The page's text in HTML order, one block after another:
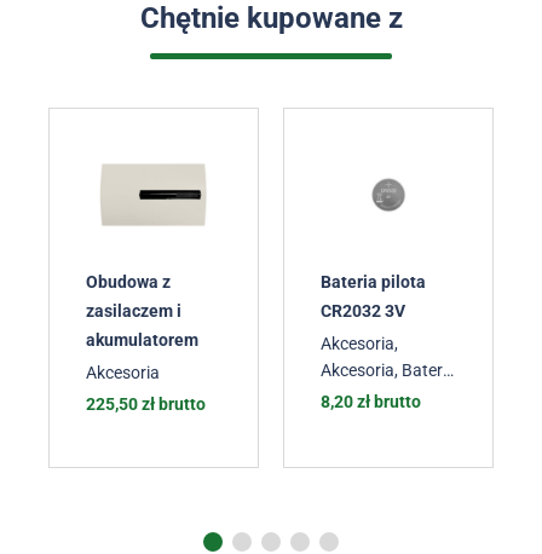
Chętnie kupowane z
Obudowa z
zasilaczem i
akumulatorem
Akcesoria
225,50zł brutto
Bateria pilota
CR2032 3V
Akcesoria,
Akcesoria, Baterie
do pilotów
8,20zł brutto